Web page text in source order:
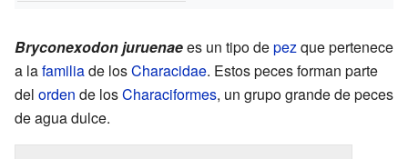
Bryconexodon juruenaees un tipo depezque pertenece
a lafamiliade losCharacidae. Estos peces forman parte
del orden de losCharaciformes, un grupo grande de peces
de agua dulce.